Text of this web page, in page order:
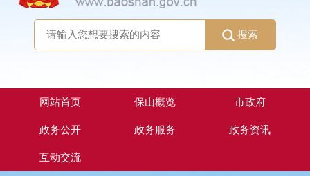
搜索
网站首页 保山概览 市政府
政务公开 政务服务 政务资讯
互动交流